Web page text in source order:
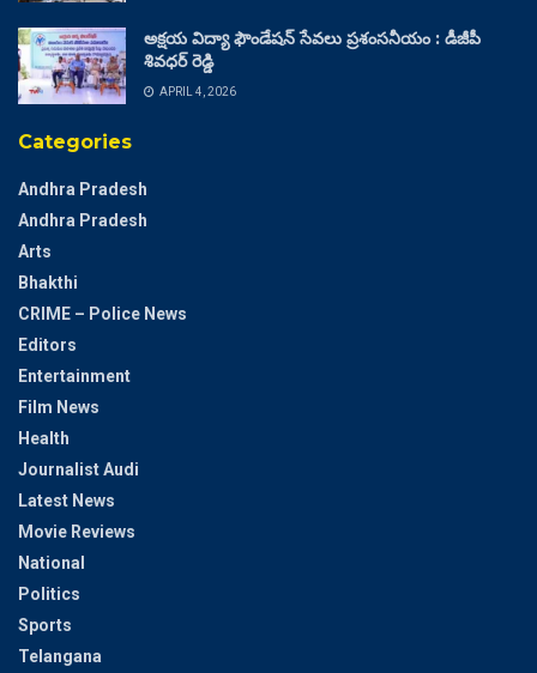
అక్షయ విద్యా ఫౌండేషన్ సేవలు ప్రశంసనీయం : డీజీపీ
శివధర్ రెడ్డి
APRIL 4, 2026
Categories
Andhra Pradesh
Andhra Pradesh
Arts
Bhakthi
CRIME – Police News
Editors
Entertainment
Film News
Health
Journalist Audi
Latest News
Movie Reviews
National
Politics
Sports
Telangana